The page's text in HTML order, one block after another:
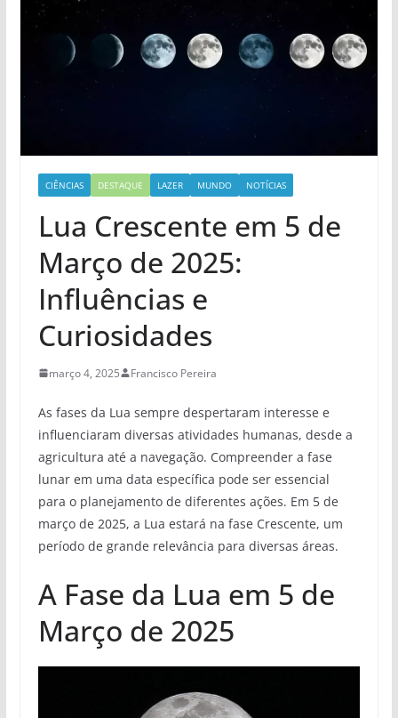
CIÊNCIAS DESTAQUE LAZER MUNDO NOTÍCIAS
Lua Crescente em 5 de
Março de 2025:
Influências e
Curiosidades
março 4, 2025 Francisco Pereira
As fases da Lua sempre despertaram interesse e
influenciaram diversas atividades humanas, desde a
agricultura até a navegação. Compreender a fase
lunar em uma data específica pode ser essencial
para o planejamento de diferentes ações. Em 5 de
março de 2025, a Lua estará na fase Crescente, um
período de grande relevância para diversas áreas.
A Fase da Lua em 5 de
Março de 2025